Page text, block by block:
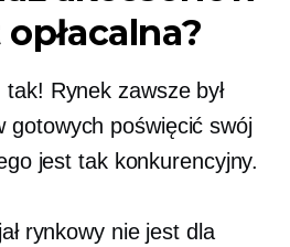
Rynek zawsze był
gotowych poświęcić swój
jest tak konkurencyjny.
rynkowy nie jest dla